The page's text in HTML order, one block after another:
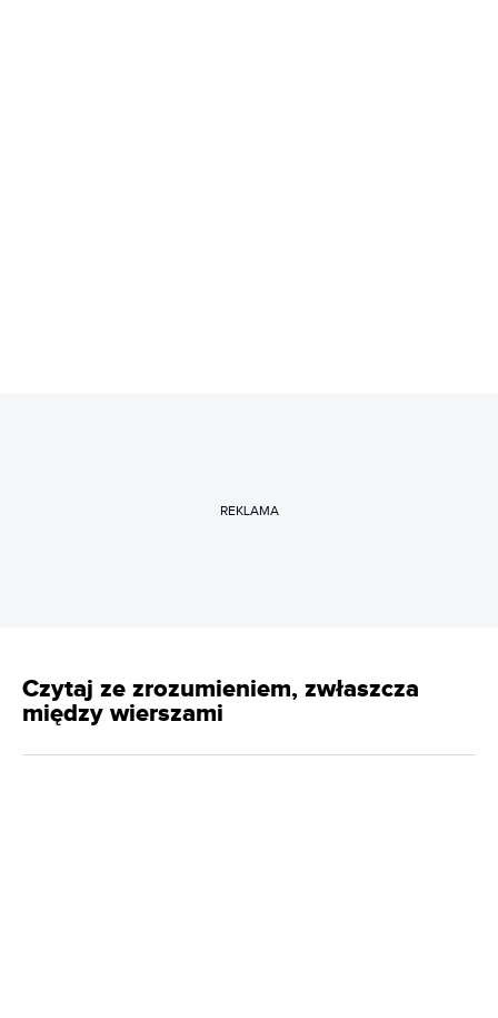
REKLAMA
Czytaj ze zrozumieniem, zwłaszcza
między wierszami